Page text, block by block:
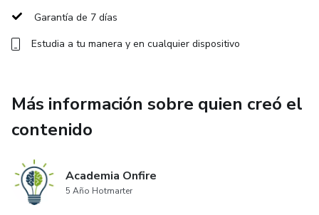
🌿 La geometría presente en la naturaleza y el universo
💎 Principales figuras y elementos geométricos sagrados
🧘‍♀️ Terapias, energía y meditación con Geometría Sagrada
la armonía universal, despertar tu consciencia y utilizar
estas herramientas energéticas en tu camino personal y
espiritual.
Garantía de 7 días
Estudia a tu manera y en cualquier dispositivo
Más información sobre quien creó el
contenido
Academia Onfire
5 Año Hotmarter